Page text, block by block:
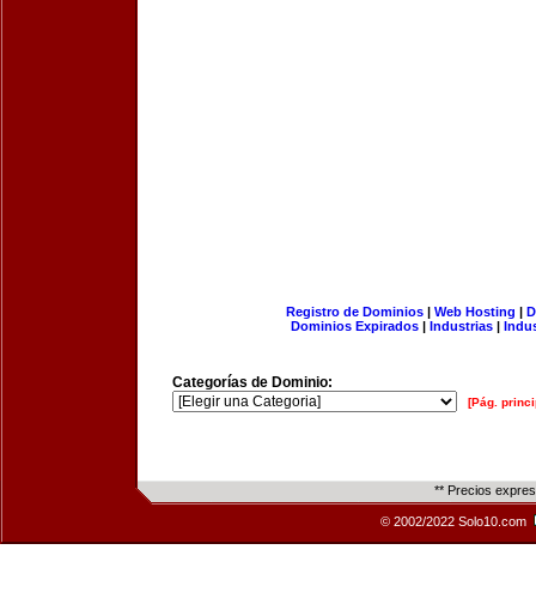
Registro de Dominios| Web Hosting |
Dominios Expirados | Industrias |
Categorías de Dominio:
[Pág.
** Precios
© 2002/2022 Solo10.com